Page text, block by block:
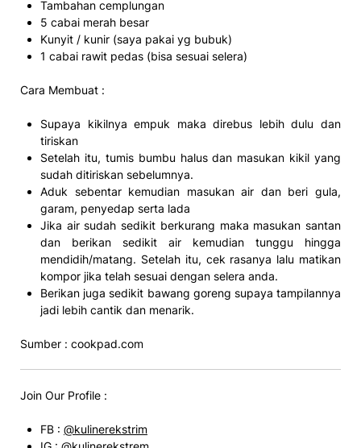
Tambahan cemplungan
5 cabai merah besar
Kunyit / kunir (saya pakai yg bubuk)
1 cabai rawit pedas (bisa sesuai selera)
Cara Membuat :
Supaya kikilnya empuk maka direbus lebih dulu dan
tiriskan
Setelah itu, tumis bumbu halus dan masukan kikil yang
sudah ditiriskan sebelumnya.
Aduk sebentar kemudian masukan air dan beri gula,
garam, penyedap serta lada
Jika air sudah sedikit berkurang maka masukan santan
dan berikan sedikit air kemudian tunggu hingga
mendidih/matang. Setelah itu, cek rasanya lalu matikan
kompor jika telah sesuai dengan selera anda.
Berikan juga sedikit bawang goreng supaya tampilannya
jadi lebih cantik dan menarik.
Sumber : cookpad.com
Join Our Profile :
FB : @kulinerekstrim